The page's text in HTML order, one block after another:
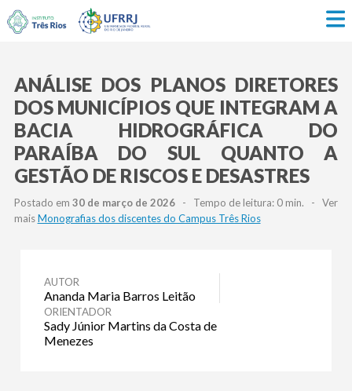
ANÁLISE DOS PLANOS DIRETORES
DOS MUNICÍPIOS QUE INTEGRAM A
BACIA HIDROGRÁFICA DO
PARAÍBA DO SUL QUANTO A
GESTÃO DE RISCOS E DESASTRES
Postado em 30 de março de 2026- Tempo de leitura: 0 min. - Ver
maisMonografias dos discentes do Campus Três Rios
AUTOR
Ananda Maria Barros Leitão
ORIENTADOR
Sady Júnior Martins da Costa de
Menezes